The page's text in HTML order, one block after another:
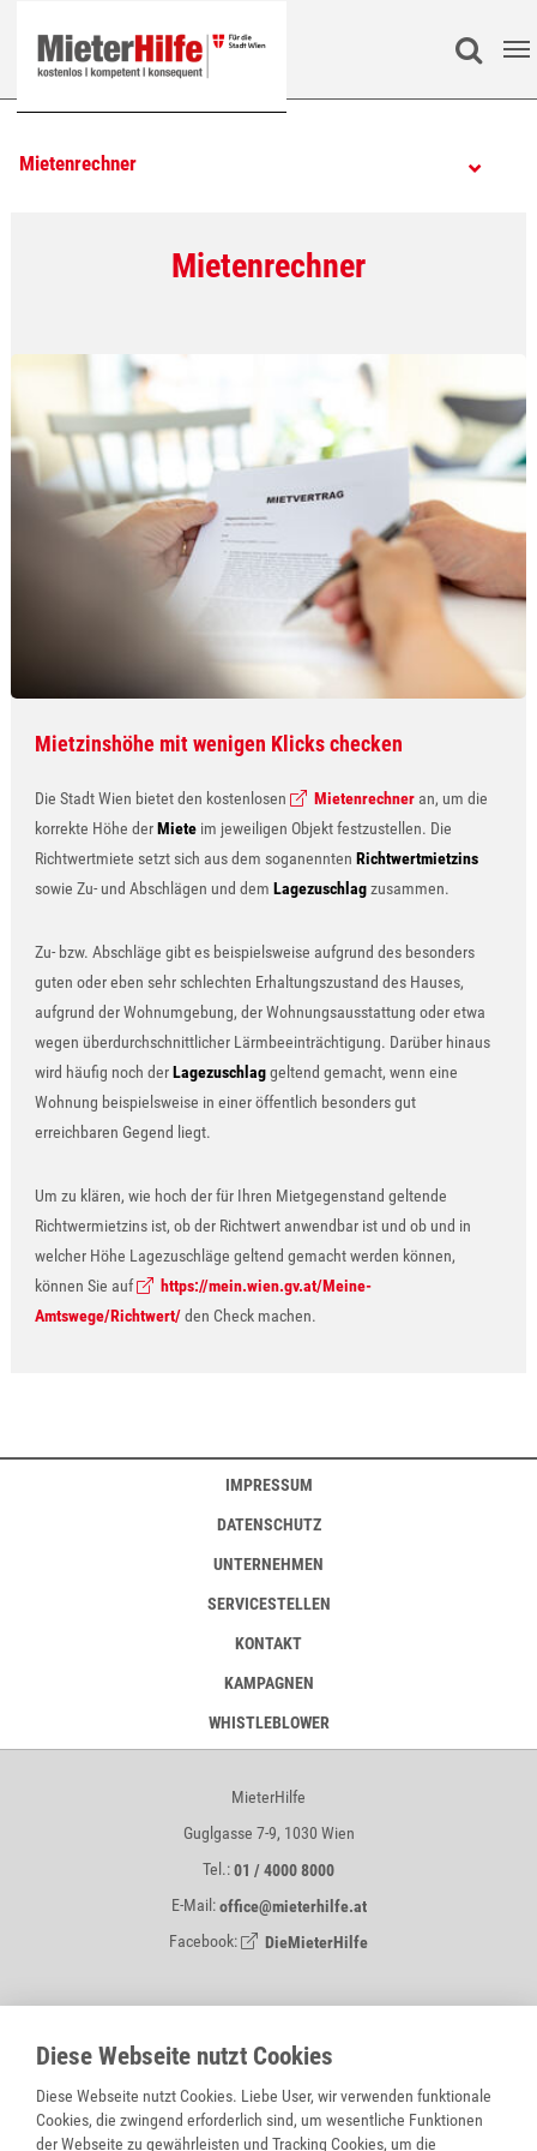
Search
Mietenrechner
Mietenrechner
Mietzinshöhe mit wenigen Klicks checken
Die Stadt Wien bietet den kostenlosen Mietenrechneran, um die
korrekte Höhe derMieteim jeweiligen Objekt festzustellen. Die
Richtwertmiete setzt sich aus dem soganennten Richtwertmietzins
sowie Zu- und Abschlägen und dem Lagezuschlagzusammen.
Zu- bzw. Abschläge gibt es beispielsweise aufgrund des besonders
guten oder eben sehr schlechten Erhaltungszustand des Hauses,
aufgrund der Wohnumgebung, der Wohnungsausstattung oder etwa
wegen überdurchschnittlicher Lärmbeeinträchtigung. Darüber hinaus
wird häufig noch derLagezuschlaggeltend gemacht, wenn eine
Wohnung beispielsweise in einer öffentlich besonders gut
erreichbaren Gegend liegt.
Um zu klären, wie hoch der für Ihren Mietgegenstand geltende
Richtwermietzins ist, ob der Richtwert anwendbar ist und ob und in
welcher Höhe Lagezuschläge geltend gemacht werden können,
können Sie auf
https://mein.wien.gv.at/Meine-
Amtswege/Richtwert/den Check machen.
IMPRESSUM
DATENSCHUTZ
UNTERNEHMEN
SERVICESTELLEN
KONTAKT
KAMPAGNEN
WHISTLEBLOWER
MieterHilfe
Guglgasse 7-9, 1030 Wien
Tel.:01 / 4000 8000
E-Mail:office@mieterhilfe.at
Facebook:
DieMieterHilfe
Diese Webseite nutzt Cookies
Diese Webseite nutzt Cookies. Liebe User, wir verwenden funktionale
Cookies, die zwingend erforderlich sind, um wesentliche Funktionen
der Webseite zu gewährleisten und Tracking Cookies, um die